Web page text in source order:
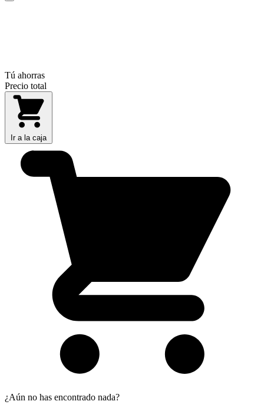
Tú ahorras
Precio total
Ir a la caja
¿Aún no has encontrado nada?